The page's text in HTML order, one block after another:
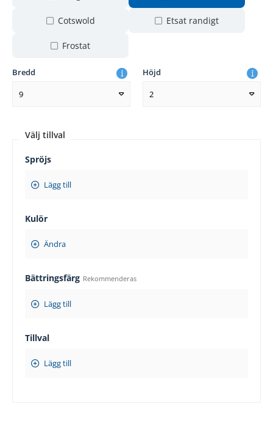
Cotswold Etsat randigt
Frostat
Bredd
9
Höjd
2
Välj tillval
Spröjs
Lägg till
Kulör
Ändra
Bättringsfärg Rekommenderas
Lägg till
Tillval
Lägg till